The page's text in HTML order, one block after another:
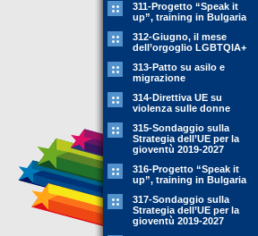
311-Progetto “Speak it
up”, training in Bulgaria
312-Giugno, il mese
dell’orgoglio LGBTQIA+
313-Patto su asilo e
migrazione
314-Direttiva UE su
violenza sulle donne
315-Sondaggio sulla
Strategia dell’UE per la
gioventù 2019-2027
316-Progetto “Speak it
up”, training in Bulgaria
317-Sondaggio sulla
Strategia dell’UE per la
gioventù 2019-2027